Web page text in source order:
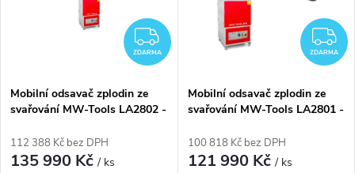
p
r
s
p
r
ZDARMA
ZDARMA
Mobilní odsavač zplodin ze
svařování MW-Tools LA2802 -
112 388 Kč bez DPH
135 990 Kč/ ks
ZDARMA
Mobilní odsavač zplodin ze
svařování MW-Tools LA2801 -
100 818 Kč bez DPH
121 990 Kč/ ks